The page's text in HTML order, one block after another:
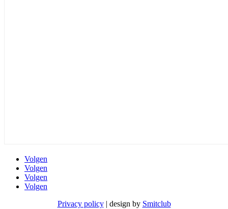
Volgen
Volgen
Volgen
Volgen
Privacy policy| design by Smitclub